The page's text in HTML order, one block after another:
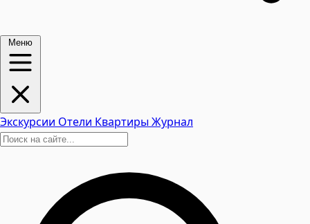
Меню
Экскурсии Отели КвартирыЖурнал